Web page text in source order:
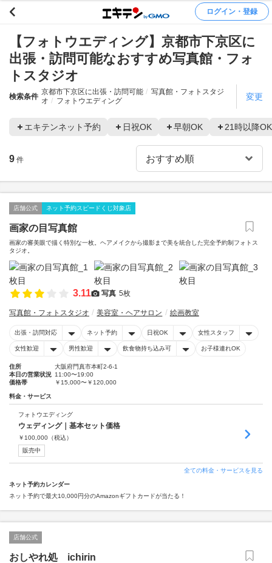
ログイン・登録
【フォトウエディング】京都市下京区に
出張・訪問可能なおすすめ写真館・フォ
トスタジオ
検索条件
京都市下京区に出張・訪問可能
写真館・フォトスタジ
オ
フォトウエディング 変更
エキテンネット予約 日祝OK 早朝OK 21時以降OK
9 件
店舗公式 ネット予約スピードくじ対象店
画家の目写真館
画家の審美眼で描く特別な一枚。ヘアメイクから撮影まで美を統合した完全予約制フォトス
タジオ。
3.11 写真 5枚
写真館・フォトスタジオ 美容室・ヘアサロン 絵画教室
出張・訪問対応 ネット予約 日祝OK 女性スタッフ
女性歓迎 男性歓迎 飲食物持ち込み可 お子様連れOK
住所
大阪府門真市本町2-6-1
本日の営業状況 11:00〜19:00
価格帯
￥15,000〜￥120,000
料金・サービス
フォトウエディング
ウェディング｜基本セット価格
￥ 100,000 （税込）
販売中
全ての料金・サービスを見る
ネット予約カレンダー
ネット予約で最大10,000円分のAmazonギフトカードが当たる！
店舗公式
おしやれ処 ichirin